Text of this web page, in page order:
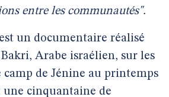
entre les communautés".
un documentaire réalisé
Arabe israélien, sur les
camp de Jénine au printemps
une cinquantaine de